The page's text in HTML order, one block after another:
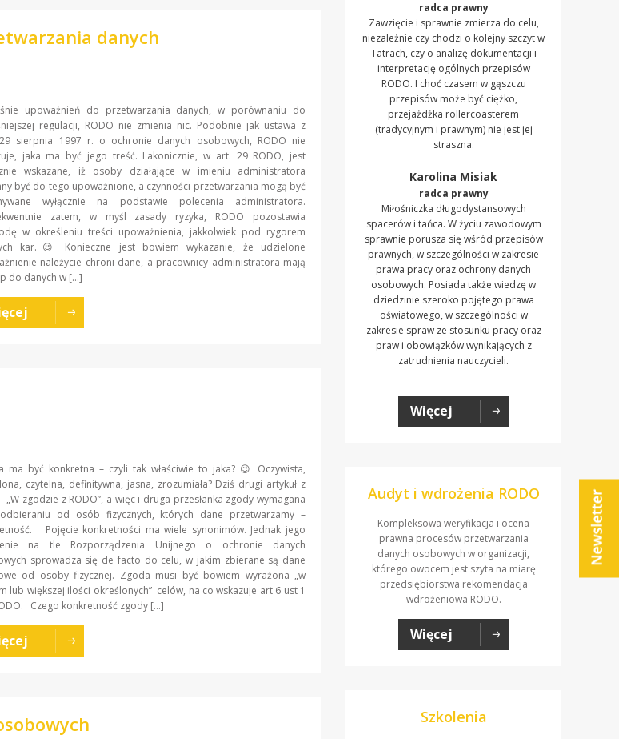
danych
upoważnień do przetwarzania danych, w porównaniu do
regulacji, RODO nie zmienia nic. Podobnie jak ustawa z
sierpnia 1997 r. o ochronie danych osobowych, RODO nie
jaka ma być jego treść. Lakonicznie, w art. 29 RODO, jest
wskazane, iż osoby działające w imieniu administratora
być do tego upoważnione, a czynności przetwarzania mogą być
wyłącznie na podstawie polecenia administratora.
zatem, w myśl zasady ryzyka, RODO pozostawia
w określeniu treści upoważnienia, jakkolwiek pod rygorem
kar.😉 Konieczne jest bowiem wykazanie, że udzielone
należycie chroni dane, a pracownicy administratora mają
do danych w […]
ma być konkretna – czyli tak właściwie to jaka? 😉 Oczywista,
czytelna, definitywna, jasna, zrozumiała? Dziś drugi artykuł z
„W zgodzie z RODO”, a więc i druga przesłanka zgody wymagana
od osób fizycznych, których dane przetwarzamy –
Pojęcie konkretności ma wiele synonimów. Jednak jego
na tle Rozporządzenia Unijnego o ochronie danych
sprowadza się de facto do celu, w jakim zbierane są dane
od osoby fizycznej. Zgoda musi być bowiem wyrażona „w
lub większej ilości określonych” celów, na co wskazuje art 6 ust 1
Czego konkretność zgody […]
radca prawny
Zawzięcie i sprawnie zmierza do celu,
niezależnie czy chodzi o kolejny szczyt w
Tatrach, czy o analizę dokumentacji i
interpretację ogólnych przepisów
RODO. I choć czasem w gąszczu
przepisów może być ciężko,
przejażdżka rollercoasterem
(tradycyjnym i prawnym) nie jest jej
straszna.
Karolina Misiak
radca prawny
Miłośniczka długodystansowych
spacerów i tańca. W życiu zawodowym
sprawnie porusza się wśród przepisów
prawnych, w szczególności w zakresie
prawa pracy oraz ochrony danych
osobowych. Posiada także wiedzę w
dziedzinie szeroko pojętego prawa
oświatowego, w szczególności w
zakresie spraw ze stosunku pracy oraz
praw i obowiązków wynikających z
zatrudnienia nauczycieli.
Więcej
Audyt i wdrożenia RODO
Kompleksowa weryfikacja i ocena
prawna procesów przetwarzania
danych osobowych w organizacji,
którego owocem jest szyta na miarę
przedsiębiorstwa rekomendacja
wdrożeniowa RODO.
Więcej
Szkolenia